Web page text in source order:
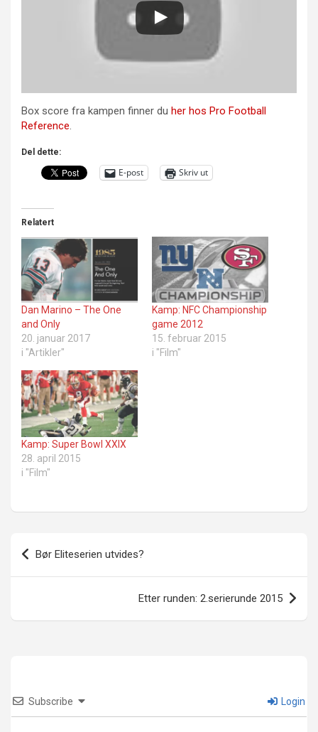
Box score fra kampen finner du her hos Pro Football
Reference.
Del dette:
E-post Skriv ut
Relatert
Dan Marino – The One
and Only
20. januar 2017
i "Artikler"
Kamp: NFC Championship
game 2012
15. februar 2015
i "Film"
Kamp: Super Bowl XXIX
28. april 2015
i "Film"
Innleggsnavigasjon
Bør Eliteserien utvides?
Etter runden: 2.serierunde 2015
Subscribe Login